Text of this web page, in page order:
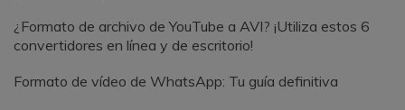
¿Formato de archivo de YouTube a AVI? ¡Utiliza estos 6
convertidores en línea y de escritorio!
Formato de vídeo de WhatsApp: Tu guía definitiva